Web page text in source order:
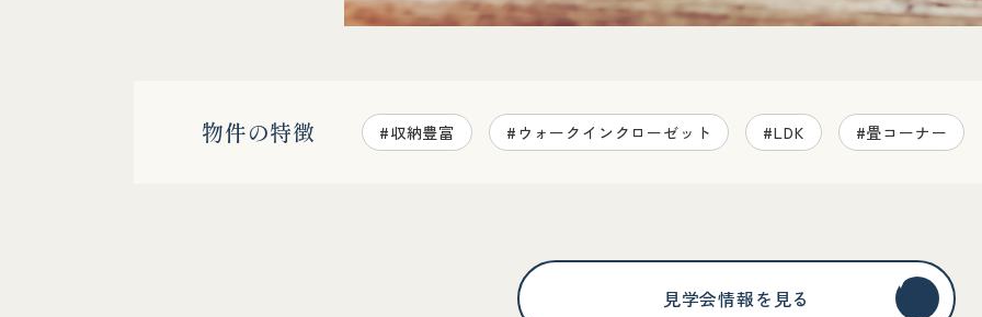
物件の特徴 #収納豊富 #ウォークインクローゼット #LDK #畳コーナー
見学会情報を見る